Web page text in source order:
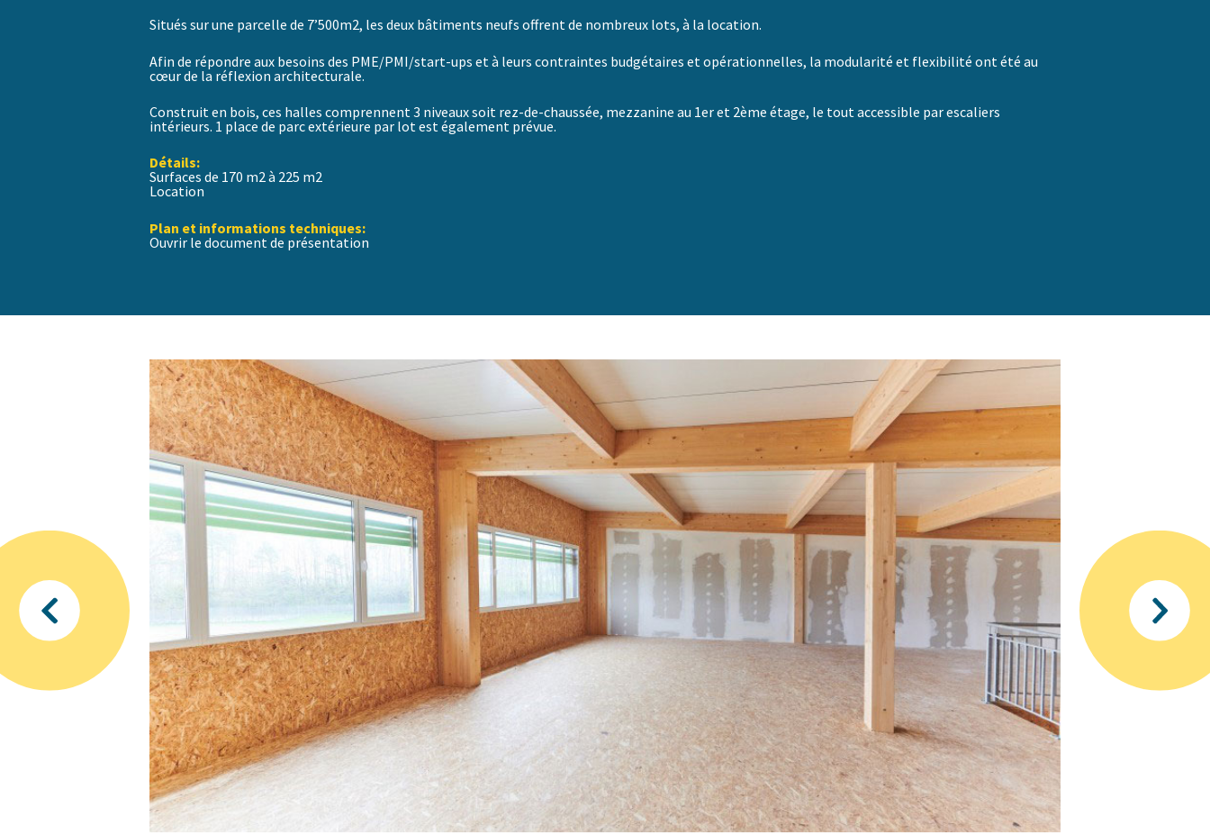
Situés sur une parcelle de 7’500m2, les deux bâtiments neufs offrent de nombreux lots, à la location.
Afin de répondre aux besoins des PME/PMI/start-ups et à leurs contraintes budgétaires et opérationnelles, la modularité et flexibilité ont été au
cœur de la réflexion architecturale.
Construit en bois, ces halles comprennent 3 niveaux soit rez-de-chaussée, mezzanine au 1eret 2ème étage, le tout accessible par escaliers
intérieurs. 1 place de parc extérieure par lot est également prévue.
Détails:
Surfaces de 170 m2 à 225 m2
Location
Plan et informations techniques:
Ouvrir le document de présentation